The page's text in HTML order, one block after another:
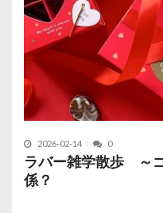
2026-02-14 0
ラバー雑学散歩 ～
係？